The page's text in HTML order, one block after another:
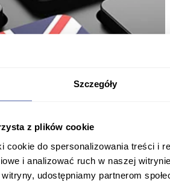
Szczegóły
z plików cookie
cookie do spersonalizowania treści i
i analizować ruch w naszej
udostępniamy partnerom